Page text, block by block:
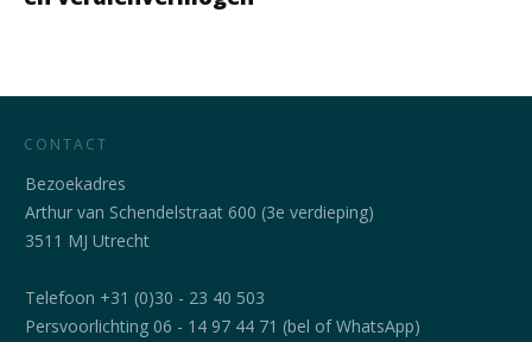
CONTACT
Bezoekadres
Arthur van Schendelstraat 600 (3e verdieping)
3511 MJ Utrecht
Telefoon +31 (0)30 - 23 40 503
Persvoorlichting 06 - 14 97 44 71 (bel of WhatsApp)